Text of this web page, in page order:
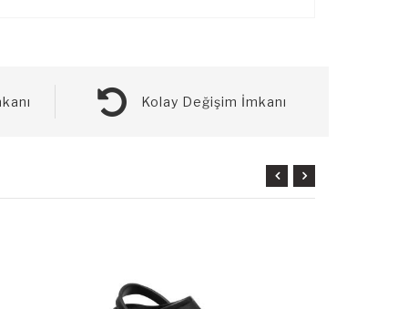
Kolay Değişim İmkanı